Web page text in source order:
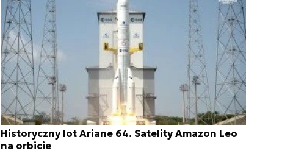
Historyczny lot Ariane 64. Satelity Amazon Leo
na orbicie